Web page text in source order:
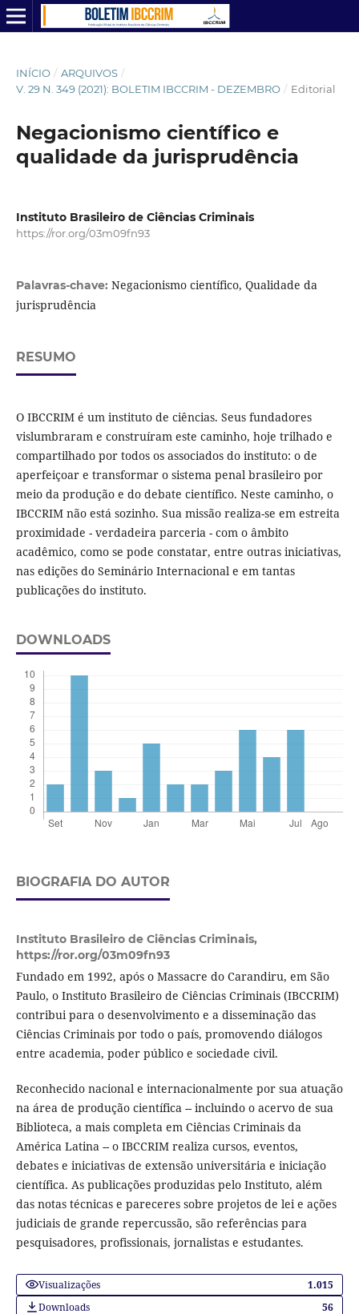
INÍCIO / ARQUIVOS /
V. 29 N. 349 (2021): BOLETIM IBCCRIM - DEZEMBRO / Editorial
Negacionismo científico e
qualidade da jurisprudência
Instituto Brasileiro de Ciências Criminais
https://ror.org/03m09fn93
Palavras-chave: Negacionismo científico, Qualidade da
jurisprudência
RESUMO
O IBCCRIM é um instituto de ciências. Seus fundadores
vislumbraram e construíram este caminho, hoje trilhado e
compartilhado por todos os associados do instituto: o de
aperfeiçoar e transformar o sistema penal brasileiro por
meio da produção e do debate científico. Neste caminho, o
IBCCRIM não está sozinho. Sua missão realiza-se em estreita
proximidade - verdadeira parceria - com o âmbito
acadêmico, como se pode constatar, entre outras iniciativas,
nas edições do Seminário Internacional e em tantas
publicações do instituto.
DOWNLOADS
BIOGRAFIA DO AUTOR
Instituto Brasileiro de Ciências Criminais,
https://ror.org/03m09fn93
Fundado em 1992, após o Massacre do Carandiru, em São
Paulo, o Instituto Brasileiro de Ciências Criminais (IBCCRIM)
contribui para o desenvolvimento e a disseminação das
Ciências Criminais por todo o país, promovendo diálogos
entre academia, poder público e sociedade civil.
Reconhecido nacional e internacionalmente por sua atuação
na área de produção científica -- incluindo o acervo de sua
Biblioteca, a mais completa em Ciências Criminais da
América Latina -- o IBCCRIM realiza cursos, eventos,
debates e iniciativas de extensão universitária e iniciação
científica. As publicações produzidas pelo Instituto, além
das notas técnicas e pareceres sobre projetos de lei e ações
judiciais de grande repercussão, são referências para
pesquisadores, profissionais, jornalistas e estudantes.
Visualizações
1.015
Downloads
56